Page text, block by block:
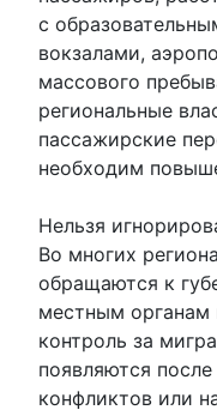
с
вокзалами,
массового
региональные
пассажирские
необходим
Нельзя
Во многих
обращаются к
местным органам
контроль за
появляются
конфликтов или